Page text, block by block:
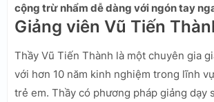
cộng trừ nhẩm dễ dàng với ngón tay
Giảng viên Vũ Tiến
Thầy Vũ Tiến Thành là một chuyên gia
với hơn 10 năm kinh nghiệm trong lĩnh
trẻ em. Thầy có phương pháp giảng dạy